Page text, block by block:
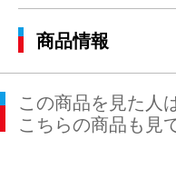
商品情報
この商品を見た人
こちらの商品も見